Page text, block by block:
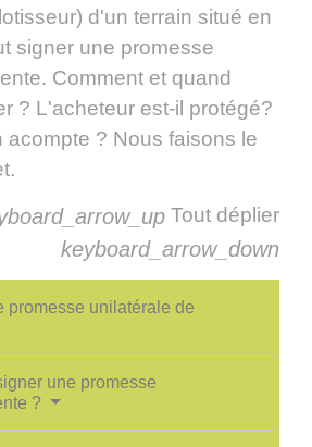
d'un terrain situé en
signer une promesse
Comment et quand
? L'acheteur est-il protégé?
acompte ? Nous faisons le
Tout déplier
keyboard_arrow_down
promesse unilatérale de
une promesse
?